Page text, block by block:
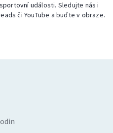
události. Sledujte nás i
či YouTube a buďte v obraze.